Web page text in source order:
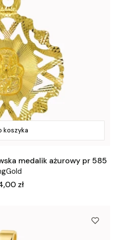
koszyka
medalik ażurowy pr 585
zł